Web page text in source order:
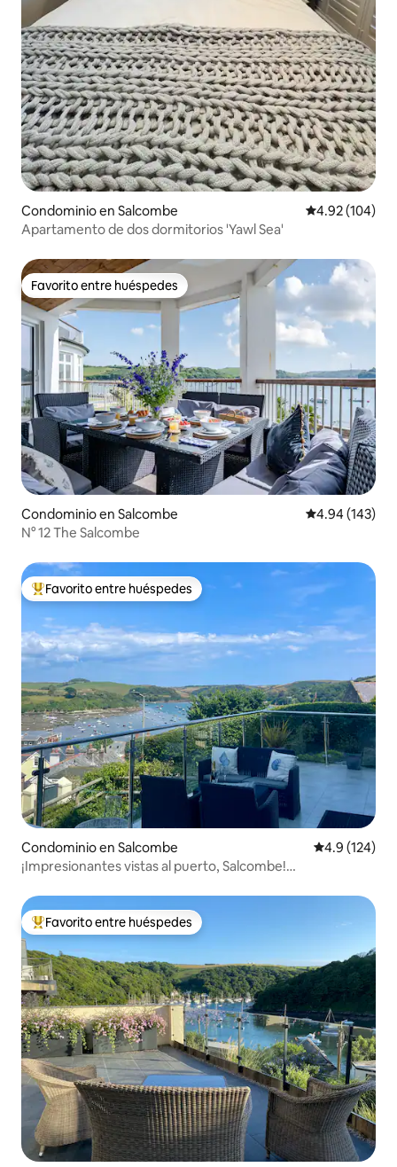
Condominio en Salcombe Calificación
4.92 (104)
Apartamento de dos dormitorios 'Yawl Sea'
Favorito entre huéspedes
Favorito entre huéspedes
Condominio en Salcombe Calificación
4.94 (143)
N° 12 The Salcombe
De los mejores en Favorito entre huéspedes
Favorito entre huéspedes
Condominio en Salcombe Calificación
4.9 (124)
¡Impresionantes vistas al puerto, Salcombe!
De los mejores en Favorito entre huéspedes
Favorito entre huéspedes